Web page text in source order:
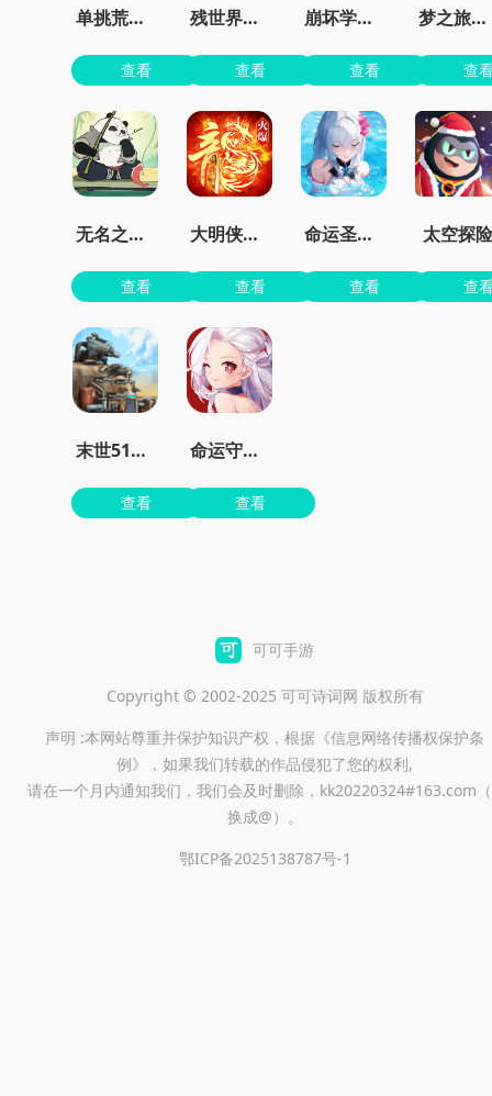
单挑荒野中文版
查看
残世界的鸢尾花
查看
崩坏学园2官服
查看
梦之旅人官方正版
查
无名之辈手游官方版
查看
大明侠客令最新安卓版
查看
命运圣契0.1折
查看
太空探险
查
末世51号地堡
查看
命运守护战歌手游
查看
可可手游
Copyright © 2002-2025 可可诗词网 版权所有
声明 :本网站尊重并保护知识产权，根据《信息网络传播权保护条
例》，如果我们转载的作品侵犯了您的权利,
请在一个月内通知我们，我们会及时删除，kk20220324#163.com
换成@）。
鄂ICP备2025138787号-1